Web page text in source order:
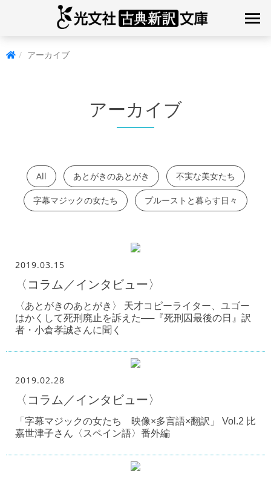
アーカイブ
アーカイブ
All あとがきのあとがき 不実な美女たち
字幕マジックの女たち プルーストと暮らす日々
2019.03.15
〈コラム／インタビュー〉
〈あとがきのあとがき〉 天才コピーライター、ユゴー
はかくして死刑廃止を訴えた──『死刑囚最後の日』訳
者・小倉孝誠さんに聞く
2019.02.28
〈コラム／インタビュー〉
「字幕マジックの女たち 映像×多言語×翻訳」 Vol.2 比
嘉世津子さん〈スペイン語〉番外編